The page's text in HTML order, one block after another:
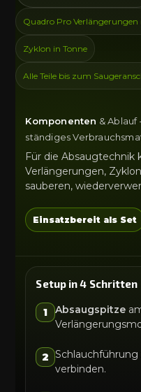
Quadro Pro Verlängerungen
Zyklon in Tonne
Alle Teile bis zum
Komponenten & Ablauf
ständiges
Für die Absaugtechnik
Verlängerungen,
sauberen,
Einsatzbereit als Set
Setup in 4 Schritten
1 Absaugspitze
2 Schlauchführung
verbinden.